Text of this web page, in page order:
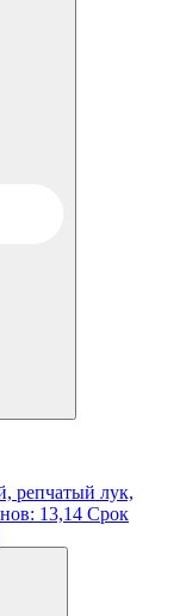
репчатый лук,
13,14 Срок